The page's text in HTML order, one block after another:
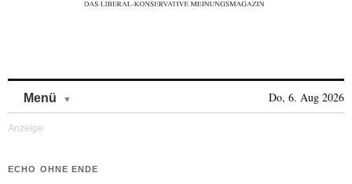
Menü Do, 6. Aug 2026
ECHO OHNE ENDE